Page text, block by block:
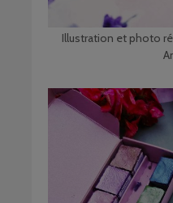
Illustration et photo